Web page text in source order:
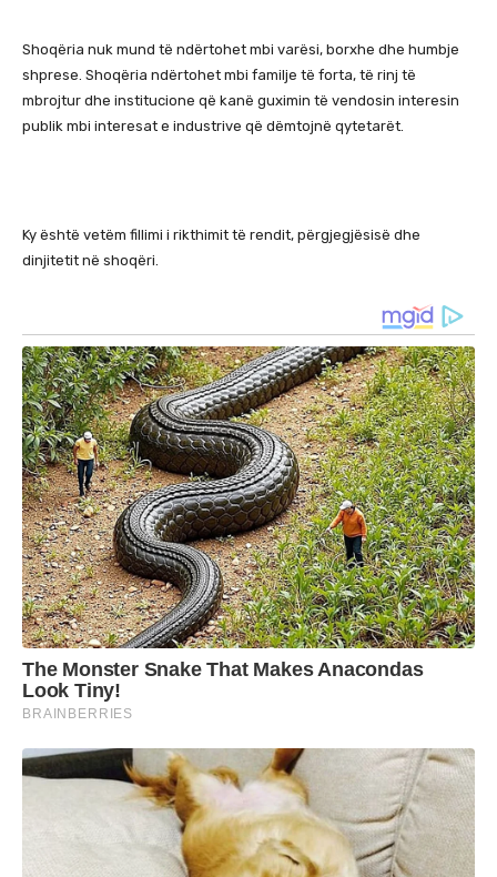
Shoqëria nuk mund të ndërtohet mbi varësi, borxhe dhe humbje
shprese. Shoqëria ndërtohet mbi familje të forta, të rinj të
mbrojtur dhe institucione që kanë guximin të vendosin interesin
publik mbi interesat e industrive që dëmtojnë qytetarët.
Ky është vetëm fillimi i rikthimit të rendit, përgjegjësisë dhe
dinjitetit në shoqëri.